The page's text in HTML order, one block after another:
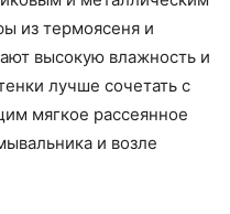
из термоясеня и
высокую влажность и
лучше сочетать с
мягкое рассеянное
и возле